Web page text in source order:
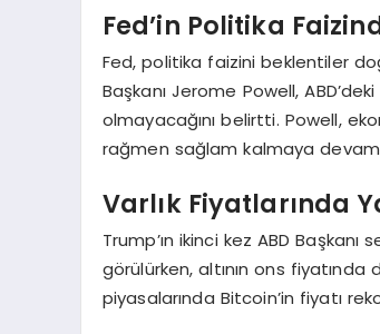
Fed’in Politika
Fed, politika faizini beklentiler
Başkanı Jerome Powell,
olmayacağını belirtti. Powell,
rağmen sağlam kalmaya
Varlık Fiyatlarında
Trump’ın ikinci kez ABD
görülürken, altının ons fiyatında
piyasalarında Bitcoin’in fiyatı